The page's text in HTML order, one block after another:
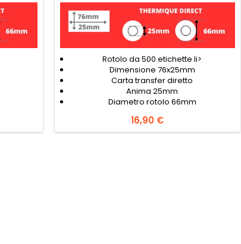
Rotolo da 500 etichette li>
Dimensione 76x25mm
Carta transfer diretto
Anima 25mm
Diametro rotolo 66mm
Prezzo
16,90 €